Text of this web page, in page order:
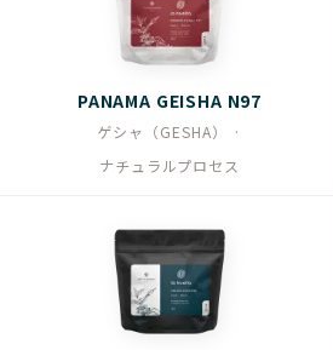
PANAMA GEISHA N97
ゲシャ（GESHA） ·
ナチュラルプロセス